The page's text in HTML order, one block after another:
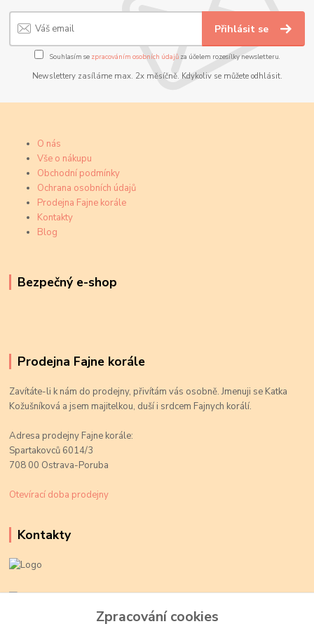
Přihlásit se
Souhlasím se zpracováním osobních údajůza účelem rozesílky newsletteru.
Newslettery zasíláme max. 2x měsíčně. Kdykoliv se můžete odhlásit.
O nás
Vše o nákupu
Obchodní podmínky
Ochrana osobních údajů
Prodejna Fajne korále
Kontakty
Blog
Bezpečný e-shop
Prodejna Fajne korále
Zavítáte-li k nám do prodejny, přivítám vás osobně. Jmenuji se Katka
Kožušníková a jsem majitelkou, duší i srdcem Fajnych korálí.
Adresa prodejny Fajne korále:
Spartakovců 6014/3
708 00 Ostrava-Poruba
Otevírací doba prodejny
Kontakty
+420 774 719 784
Zpracování cookies